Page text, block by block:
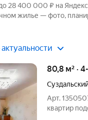
28 400 000 ₽ на
жилье — фото,
актуальности
80,8 м² ·
Арт.
квартир